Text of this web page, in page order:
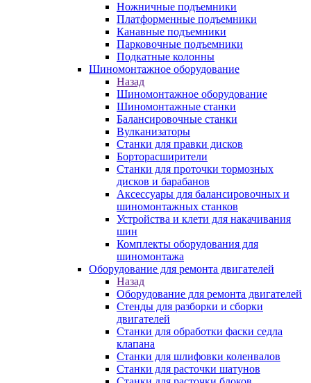
Ножничные подъемники
Платформенные подъемники
Канавные подъемники
Парковочные подъемники
Подкатные колонны
Шиномонтажное оборудование
Назад
Шиномонтажное оборудование
Шиномонтажные станки
Балансировочные станки
Вулканизаторы
Станки для правки дисков
Борторасширители
Станки для проточки тормозных
дисков и барабанов
Аксессуары для балансировочных и
шиномонтажных станков
Устройства и клети для накачивания
шин
Комплекты оборудования для
шиномонтажа
Оборудование для ремонта двигателей
Назад
Оборудование для ремонта двигателей
Стенды для разборки и сборки
двигателей
Станки для обработки фаски седла
клапана
Станки для шлифовки коленвалов
Станки для расточки шатунов